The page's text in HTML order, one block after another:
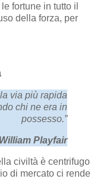
fortune in tutto il
della forza, per
via più rapida
chi ne era in
possesso.”
Playfair
civiltà è centrifugo
di mercato ci rende